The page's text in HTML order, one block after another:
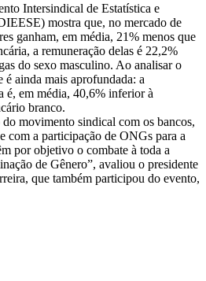
Intersindical de Estatística e
mostra que, no mercado de
ganham, em média, 21% menos que
a remuneração delas é 22,2%
do sexo masculino. Ao analisar o
é ainda mais aprofundada: a
é, em média, 40,6% inferior à
branco.
movimento sindical com os bancos,
com a participação de ONGs para a
por objetivo o combate à toda a
de Gênero”, avaliou o presidente
que também participou do evento,